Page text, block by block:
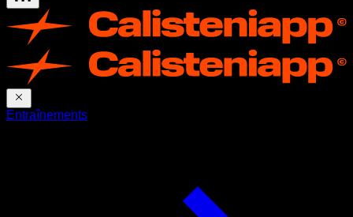
Entraînements